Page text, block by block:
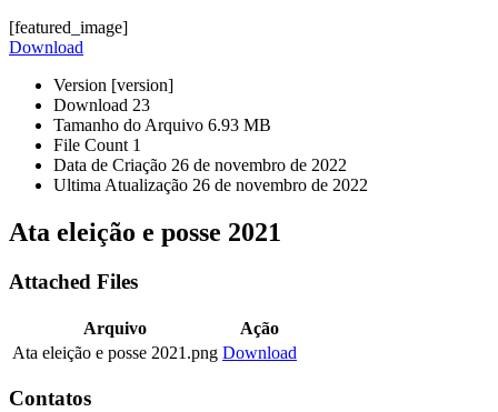
[featured_image]
Download
Version [version]
Download 23
Tamanho do Arquivo 6.93 MB
File Count 1
Data de Criação 26 de novembro de 2022
Ultima Atualização 26 de novembro de 2022
Ata eleição e posse 2021
Attached Files
Arquivo
Ação
Ata eleição e posse 2021.png Download
Contatos